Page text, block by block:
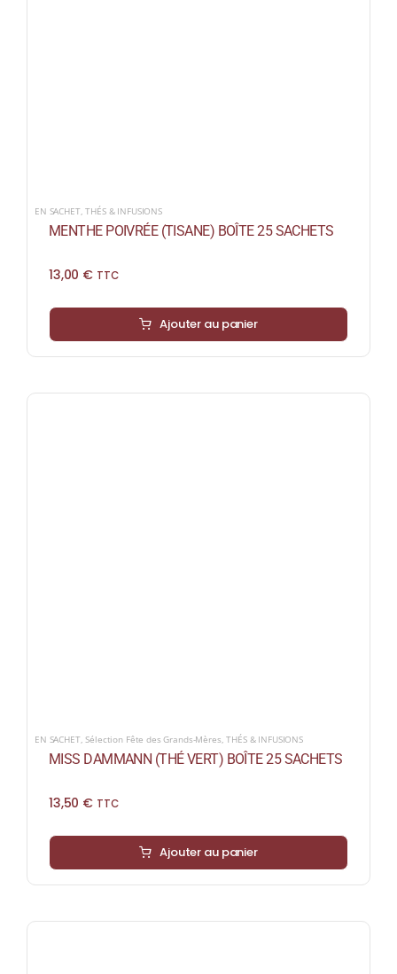
EN SACHET,THÉS & INFUSIONS
MENTHE POIVRÉE (TISANE) BOÎTE 25 SACHETS
13,00 € TTC
Ajouter au panier
EN SACHET,Sélection Fête des Grands-Mères ,THÉS & INFUSIONS
MISS DAMMANN (THÉ VERT) BOÎTE 25 SACHETS
13,50 € TTC
Ajouter au panier